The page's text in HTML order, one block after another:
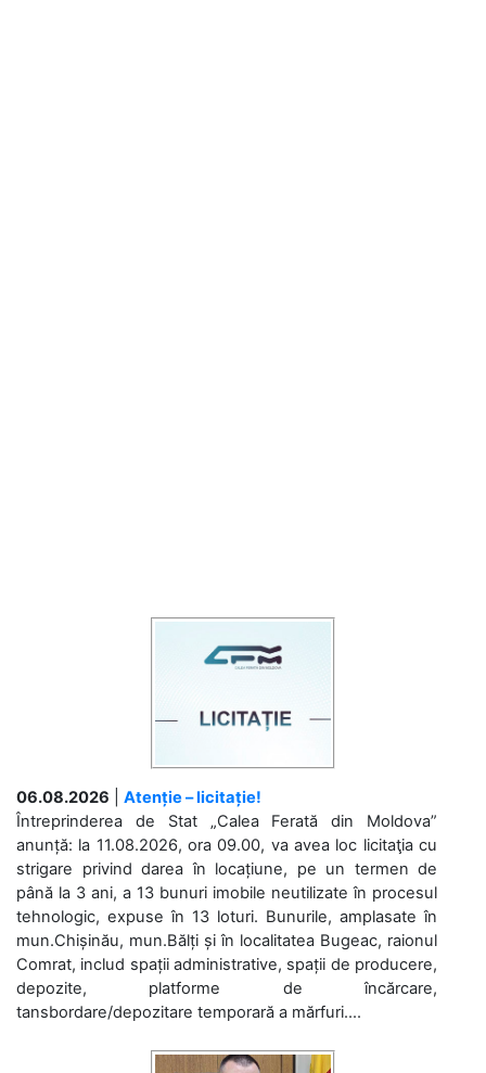
06.08.2026
Atenție – licitație!
Întreprinderea de Stat „Calea Ferată din Moldova”
anunță: la 11.08.2026, ora 09.00, va avea loc licitaţia cu
strigare privind darea în locațiune, pe un termen de
până la 3 ani, a 13 bunuri imobile neutilizate în procesul
tehnologic, expuse în 13 loturi. Bunurile, amplasate în
mun.Chișinău, mun.Bălți și în localitatea Bugeac, raionul
Comrat, includ spații administrative, spații de producere,
depozite, platforme de încărcare,
tansbordare/depozitare temporară a mărfuri....